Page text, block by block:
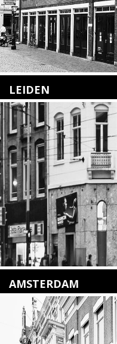
LEIDEN
Nieuwstraat 35
2312 KA Leiden
+31(0)71 – 52 84 480
info@kunsthuisleiden.nl
Lees meer
AMSTERDAM
Amstelveenseweg 135
1075 VX Amsterdam
+31 (0)20 2332546
info@kunsthuisamsterdam.nl